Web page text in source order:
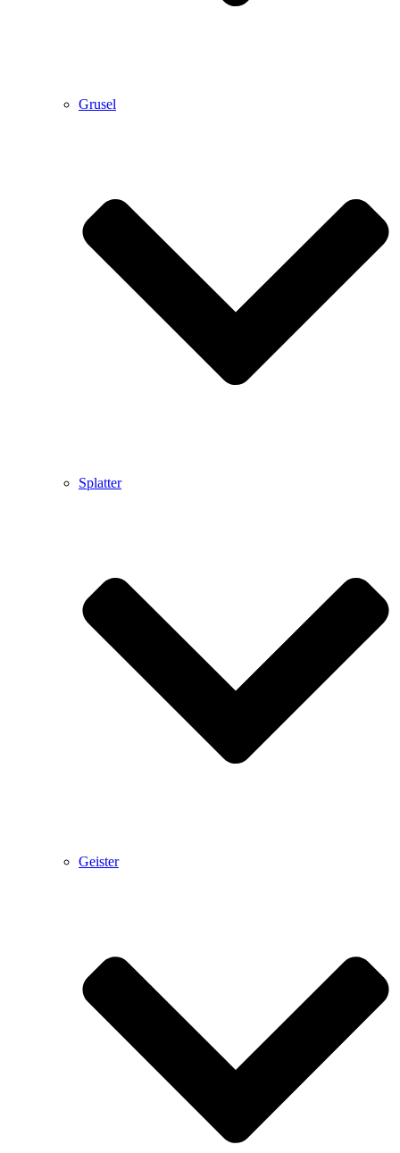
Grusel
Splatter
Geister